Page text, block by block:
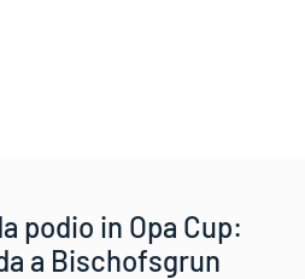
podio in Opa Cup:
a Bischofsgrun